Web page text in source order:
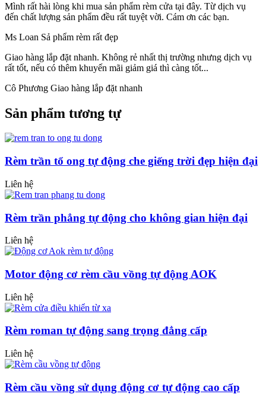
Mình rất hài lòng khi mua sản phẩm rèm cửa tại đây. Từ dịch vụ
đến chất lượng sản phẩm đều rất tuyệt vời. Cám ơn các bạn.
Ms Loan Sả phẩm rèm rất đẹp
Giao hàng lắp đặt nhanh. Không rẻ nhất thị trường nhưng dịch vụ
rất tốt, nếu có thêm khuyến mãi giảm giá thì càng tốt...
Cô Phương Giao hàng lắp đặt nhanh
Sản phẩm tương tự
Rèm trần tổ ong tự động che giếng trời đẹp hiện đại
Liên hệ
Rèm trần phẳng tự động cho không gian hiện đại
Liên hệ
Motor động cơ rèm cầu vồng tự động AOK
Liên hệ
Rèm roman tự động sang trọng đẳng cấp
Liên hệ
Rèm cầu vồng sử dụng động cơ tự động cao cấp